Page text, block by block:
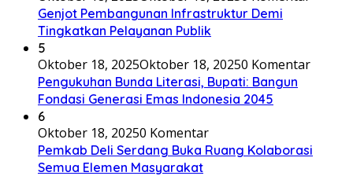
Genjot Pembangunan Infrastruktur Demi
Tingkatkan Pelayanan Publik
5
Oktober 18, 2025Oktober 18, 20250 Komentar
Pengukuhan Bunda Literasi, Bupati: Bangun
Fondasi Generasi Emas Indonesia 2045
6
Oktober 18, 20250 Komentar
Pemkab Deli Serdang Buka Ruang Kolaborasi
Semua Elemen Masyarakat